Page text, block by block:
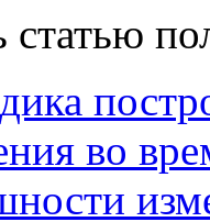
статью
во